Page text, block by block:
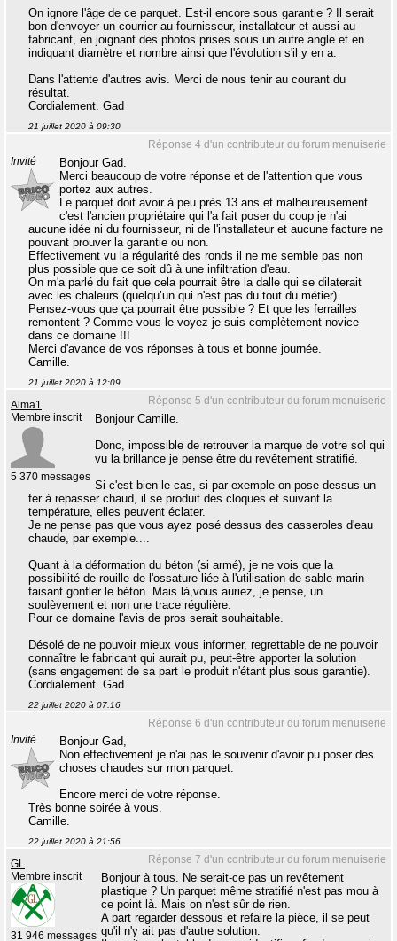
On ignore l'âge de ce parquet. Est-il encore sous garantie ? Il serait
bon d'envoyer un courrier au fournisseur, installateur et aussi au
fabricant, en joignant des photos prises sous un autre angle et en
indiquant diamètre et nombre ainsi que l'évolution s'il y en a.
Dans l'attente d'autres avis. Merci de nous tenir au courant du
résultat.
Cordialement. Gad
21 juillet 2020 à 09:30
Réponse 4 d'un contributeur du forum menuiserie
Invité
Bonjour Gad.
Merci beaucoup de votre réponse et de l'attention que vous
portez aux autres.
Le parquet doit avoir à peu près 13 ans et malheureusement
c'est l'ancien propriétaire qui l'a fait poser du coup je n'ai
aucune idée ni du fournisseur, ni de l'installateur et aucune facture ne
pouvant prouver la garantie ou non.
Effectivement vu la régularité des ronds il ne me semble pas non
plus possible que ce soit dû à une infiltration d'eau.
On m'a parlé du fait que cela pourrait être la dalle qui se dilaterait
avec les chaleurs (quelqu’un qui n'est pas du tout du métier).
Pensez-vous que ça pourrait être possible ? Et que les ferrailles
remontent ? Comme vous le voyez je suis complètement novice
dans ce domaine !!!
Merci d'avance de vos réponses à tous et bonne journée.
Camille.
21 juillet 2020 à 12:09
Réponse 5 d'un contributeur du forum menuiserie
Alma1
Membre inscrit
5 370 messages
Bonjour Camille.
Donc, impossible de retrouver la marque de votre sol qui
vu la brillance je pense être du revêtement stratifié.
Si c'est bien le cas, si par exemple on pose dessus un
fer à repasser chaud, il se produit des cloques et suivant la
température, elles peuvent éclater.
Je ne pense pas que vous ayez posé dessus des casseroles d'eau
chaude, par exemple....
Quant à la déformation du béton (si armé), je ne vois que la
possibilité de rouille de l'ossature liée à l'utilisation de sable marin
faisant gonfler le béton. Mais là,vous auriez, je pense, un
soulèvement et non une trace régulière.
Pour ce domaine l'avis de pros serait souhaitable.
Désolé de ne pouvoir mieux vous informer, regrettable de ne pouvoir
connaître le fabricant qui aurait pu, peut-être apporter la solution
(sans engagement de sa part le produit n'étant plus sous garantie).
Cordialement. Gad
22 juillet 2020 à 07:16
Réponse 6 d'un contributeur du forum menuiserie
Invité
Bonjour Gad,
Non effectivement je n'ai pas le souvenir d'avoir pu poser des
choses chaudes sur mon parquet.
Encore merci de votre réponse.
Très bonne soirée à vous.
Camille.
22 juillet 2020 à 21:56
Réponse 7 d'un contributeur du forum menuiserie
GL
Membre inscrit
31 946 messages
Bonjour à tous. Ne serait-ce pas un revêtement
plastique ? Un parquet même stratifié n'est pas mou à
ce point là. Mais on n'est sûr de rien.
A part regarder dessous et refaire la pièce, il se peut
qu'il n'y ait pas d'autre solution.